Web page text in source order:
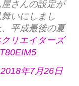
さんの設定が
いにしまし
平成最後の夏
リエイターズ
2018年7月26日